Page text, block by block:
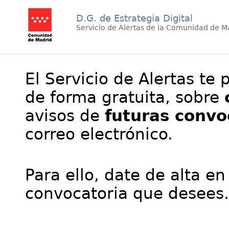
D.G. de Estrategia Digital
Servicio de Alertas de la Comunidad de
El Servicio de Alertas te
de forma gratuita, sobre
avisos de futuras
correo electrónico.
Para ello, date de alta
convocatoria que desees.